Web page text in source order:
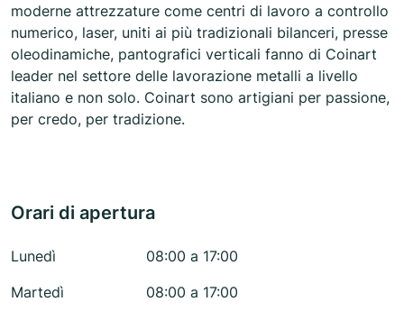
moderne attrezzature come centri di lavoro a controllo
numerico, laser, uniti ai più tradizionali bilanceri, presse
oleodinamiche, pantografici verticali fanno di Coinart
leader nel settore delle lavorazione metalli a livello
italiano e non solo. Coinart sono artigiani per passione,
per credo, per tradizione.
Orari di apertura
Lunedì
08:00 a 17:00
Martedì
08:00 a 17:00